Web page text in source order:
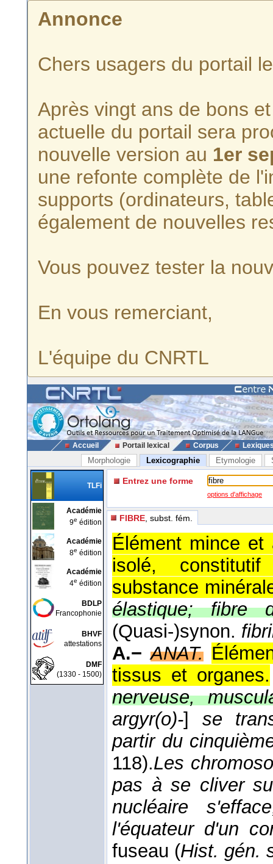
Annonce
Chers usagers du portail
Après vingt ans de bons
actuelle du portail sera
nouvelle version au 1er
une refonte complète de
supports (ordinateurs,
également de nouvelles
Vous pouvez tester la
En vous remerciant,
L'équipe du CNRTL
Accueil Portail lexical Corpus
Morphologie Lexicographie Etymologie
TLFi
Académie
9e édition
Académie
8e édition
Académie
4e édition
BDLP
Francophonie
BHVF
attestations
DMF
(1330 - 1500)
Entrez une forme
options d'affichage
FIBRE , subst. fém.
Élément mince et
isolé,
substance
élastique; fibre
(Quasi-)synon.
A.− ANAT.
tissus et organes.
nerveuse,
argyr(o)-] se
partir du
118).Les
pas à se cliver
nucléaire
l'équateur d'un
fuseau (Hist. gén.